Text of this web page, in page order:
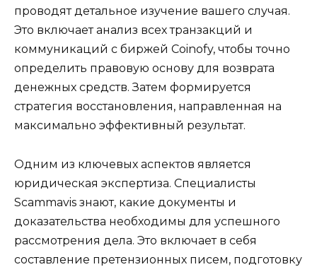
проводят детальное изучение вашего случая.
Это включает анализ всех транзакций и
коммуникаций с биржей Coinofy, чтобы точно
определить правовую основу для возврата
денежных средств. Затем формируется
стратегия восстановления, направленная на
максимально эффективный результат.
Одним из ключевых аспектов является
юридическая экспертиза. Специалисты
Scammavis знают, какие документы и
доказательства необходимы для успешного
рассмотрения дела. Это включает в себя
составление претензионных писем, подготовку